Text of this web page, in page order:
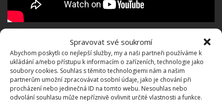
Spravovat své soukromí
Abychom poskytli co nejlepší služby, my a naši partneři používáme k
ukládání a/nebo přístupu k informacím o zařízeních, technologie jako
soubory cookies. Souhlas s těmito technologiemi nám a našim
partnerům umožní zpracovávat osobní údaje, jako je chování při
procházení nebo jedinečná ID na tomto webu. Nesouhlas nebo
odvolání souhlasu může nepříznivě ovlivnit určité vlastnosti a funkce.
Hotové bramboráky odložte na okamžik na papírové
utěrky, abyste odstranili přebytečný tuk, doporučují
na webu ProŽeny. Podávejte hned, vychladlé
bramboráky totiž ztratí tu báječnou křupavost. A
ještě jeden tip:kdybyste chtěli připravit